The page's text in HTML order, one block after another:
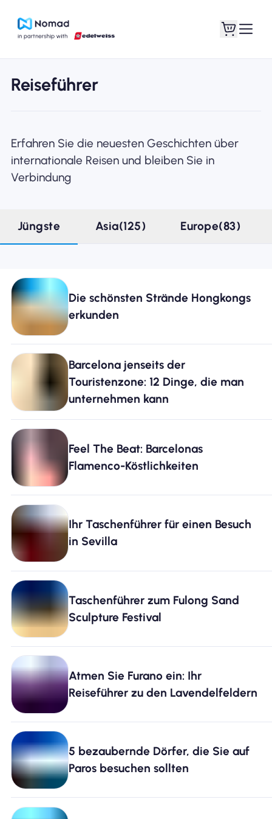
Reiseführer
Erfahren Sie die neuesten Geschichten über
internationale Reisen und bleiben Sie in
Verbindung
Jüngste Asia(125) Europe(83)
Die schönsten Strände Hongkongs
erkunden
Barcelona jenseits der
Touristenzone: 12 Dinge, die man
unternehmen kann
Feel The Beat: Barcelonas
Flamenco-Köstlichkeiten
Ihr Taschenführer für einen Besuch
in Sevilla
Taschenführer zum Fulong Sand
Sculpture Festival
Atmen Sie Furano ein: Ihr
Reiseführer zu den Lavendelfeldern
5 bezaubernde Dörfer, die Sie auf
Paros besuchen sollten